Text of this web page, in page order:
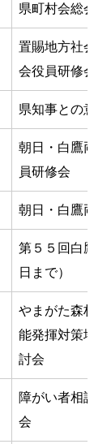
県町村会総会
置賜地方社会
会役員研修会
県知事との意
朝日・白鷹両
員研修会
朝日・白鷹両
第５５回白鷹
日まで）
やまがた森林
能発揮対策地
討会
障がい者相談
会